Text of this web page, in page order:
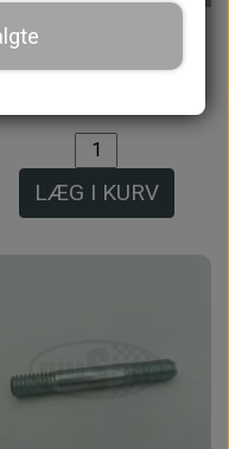
MANIFOLD TWIN
INLET HS4/6
LÆG I KURV